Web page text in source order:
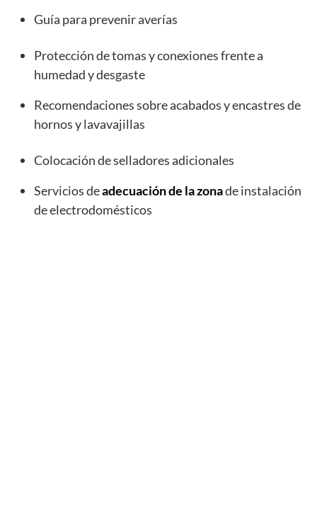
Guía para prevenir averías
Protección de tomas y conexiones frente a
humedad y desgaste
Recomendaciones sobre acabados y encastres de
hornos y lavavajillas
Colocación de selladores adicionales
Servicios deadecuación de la zonade instalación
de electrodomésticos